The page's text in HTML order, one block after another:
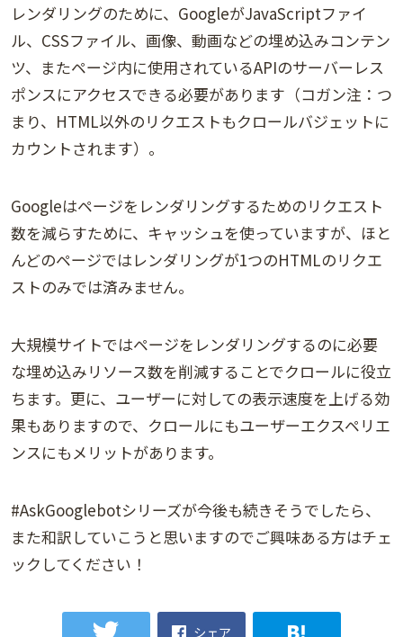
レンダリングのために、GoogleがJavaScriptファイ
ル、CSSファイル、画像、動画などの埋め込みコンテン
ツ、またページ内に使用されているAPIのサーバーレス
ポンスにアクセスできる必要があります（コガン注：つ
まり、HTML以外のリクエストもクロールバジェットに
カウントされます）。
Googleはページをレンダリングするためのリクエスト
数を減らすために、キャッシュを使っていますが、ほと
んどのページではレンダリングが1つのHTMLのリクエ
ストのみでは済みません。
大規模サイトではページをレンダリングするのに必要
な埋め込みリソース数を削減することでクロールに役立
ちます。更に、ユーザーに対しての表示速度を上げる効
果もありますので、クロールにもユーザーエクスペリエ
ンスにもメリットがあります。
#AskGooglebotシリーズが今後も続きそうでしたら、
また和訳していこうと思いますのでご興味ある方はチェ
ックしてください！
シェア